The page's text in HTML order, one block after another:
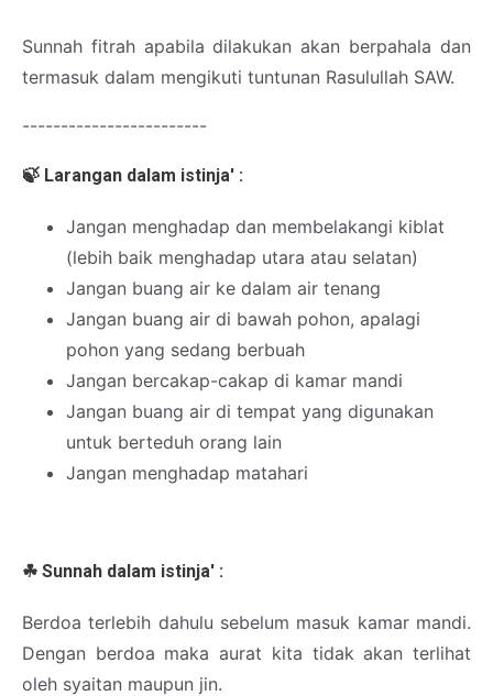
Sunnah fitrah apabila dilakukan akan berpahala dan
termasuk dalam mengikuti tuntunan Rasulullah SAW.
------------------------
🍃 Larangan dalam istinja' :
Jangan menghadap dan membelakangi kiblat
(lebih baik menghadap utara atau selatan)
Jangan buang air ke dalam air tenang
Jangan buang air di bawah pohon, apalagi
pohon yang sedang berbuah
Jangan bercakap-cakap di kamar mandi
Jangan buang air di tempat yang digunakan
untuk berteduh orang lain
Jangan menghadap matahari
☘ Sunnah dalam istinja' :
Berdoa terlebih dahulu sebelum masuk kamar mandi.
Dengan berdoa maka aurat kita tidak akan terlihat
oleh syaitan maupun jin.